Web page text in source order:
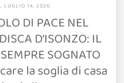
LUGLIO 14, 2026.
DI PACE NEL
D’ISONZO: IL
SOGNATO
la soglia di casa